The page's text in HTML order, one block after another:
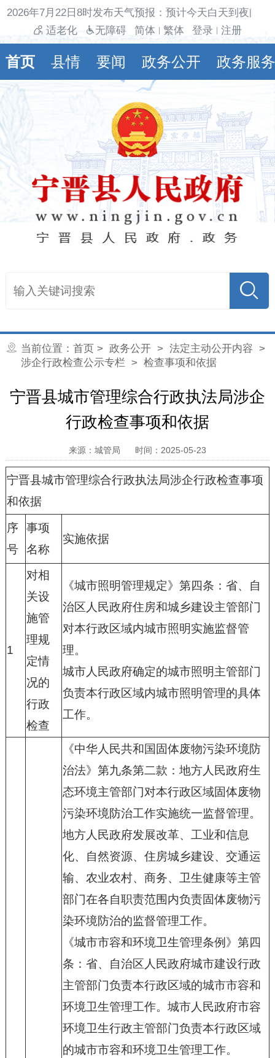
年7月22日8时发布天气预报：预计今天白天到夜间
适老化
无障碍 简体 繁体 登录 注册
首页 县情 要闻 政务公开 政务服务
当前位置： 首页 > 政务公开> 法定主动公开内容 >
涉企行政检查公示专栏 > 检查事项和依据
宁晋县城市管理综合行政执法局涉企
行政检查事项和依据
来源：城管局 时间：2025-05-23
宁晋县城市管理综合行政执法局涉企行政检查事项
和依据
序
号
事项
名称
实施依据
1
对相
关设
施管
理规
定情
况的
行政
检查
《城市照明管理规定》第四条：省、自
治区人民政府住房和城乡建设主管部门
对本行政区域内城市照明实施监督管
理。
城市人民政府确定的城市照明主管部门
负责本行政区域内城市照明管理的具体
工作。
《中华人民共和国固体废物污染环境防
治法》第九条第二款：地方人民政府生
态环境主管部门对本行政区域固体废物
污染环境防治工作实施统一监督管理。
地方人民政府发展改革、工业和信息
化、自然资源、住房城乡建设、交通运
输、农业农村、商务、卫生健康等主管
部门在各自职责范围内负责固体废物污
染环境防治的监督管理工作。
《城市市容和环境卫生管理条例》第四
条：省、自治区人民政府城市建设行政
主管部门负责本行政区域的城市市容和
环境卫生管理工作。城市人民政府市容
环境卫生行政主管部门负责本行政区域
的城市市容和环境卫生管理工作。